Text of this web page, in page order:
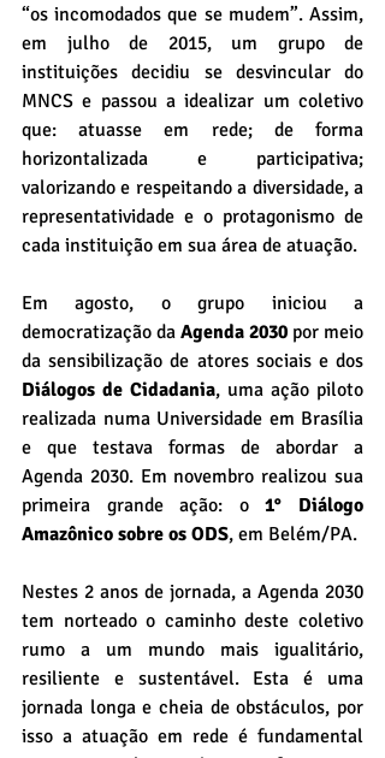
“os incomodados que se mudem”. Assim,
em julho de 2015, um grupo de
instituições decidiu se desvincular do
MNCS e passou a idealizar um coletivo
que: atuasse em rede; de forma
horizontalizada e participativa;
valorizando e respeitando a diversidade, a
representatividade e o protagonismo de
cada instituição em sua área de atuação.
Em agosto, o grupo iniciou a
democratização da Agenda 2030 por meio
Diálogos de Cidadania, uma ação piloto
realizada numa Universidade em Brasília
e que testava formas de abordar a
Agenda 2030. Em novembro realizou sua
primeira grande ação: o 1° Diálogo
Amazônico sobre os ODS, em Belém/PA.
Nestes 2 anos de jornada, a Agenda 2030
tem norteado o caminho deste coletivo
rumo a um mundo mais igualitário,
resiliente e sustentável. Esta é uma
jornada longa e cheia de obstáculos, por
isso a atuação em rede é fundamental